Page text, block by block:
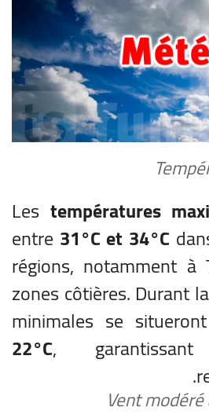
Les températures
entre 31°C et 34°C
régions, notamment
zones côtières. Durant
minimales se
22°C,
Vent